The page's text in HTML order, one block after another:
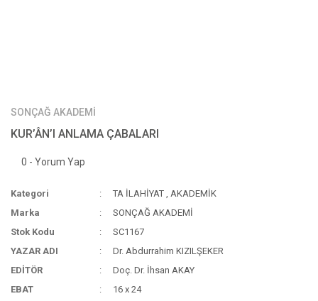
SONÇAĞ AKADEMİ
KUR’ÂN’I ANLAMA ÇABALARI
0 - Yorum Yap
Kategori TA İLAHİYAT ,AKADEMİK
Marka
SONÇAĞ AKADEMİ
Stok Kodu
SC1167
YAZAR ADI
Dr. Abdurrahim KIZILŞEKER
EDİTÖR
Doç. Dr. İhsan AKAY
EBAT
16 x 24